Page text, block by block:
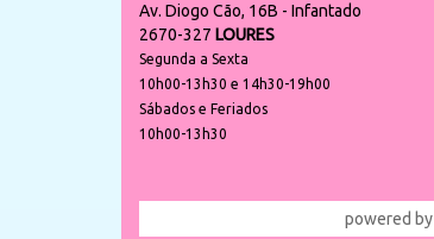
Av. Diogo Cão, 16B - Infantado
2670-327 LOURES
Segunda a Sexta
10h00-13h30 e 14h30-19h00
Sábados e Feriados
10h00-13h30
powered by